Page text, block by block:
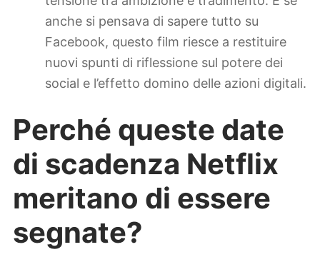
anche si pensava di sapere tutto su
Facebook, questo film riesce a restituire
nuovi spunti di riflessione sul potere dei
social e l’effetto domino delle azioni digitali.
Perché queste date
di scadenza Netflix
meritano di essere
segnate?